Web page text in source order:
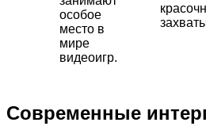
особое
место в
мире
видеоигр.
Современные